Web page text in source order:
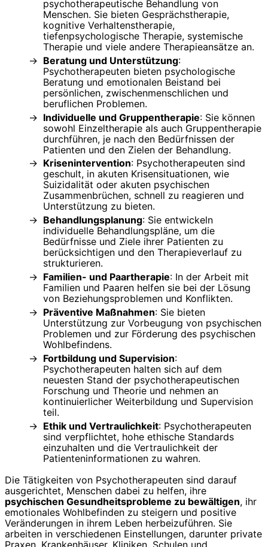
psychotherapeutische Behandlung von
Menschen. Sie bieten Gesprächstherapie,
kognitive Verhaltenstherapie,
tiefenpsychologische Therapie, systemische
Therapie und viele andere Therapieansätze an.
Beratung und Unterstützung:
Psychotherapeuten bieten psychologische
Beratung und emotionalen Beistand bei
persönlichen, zwischenmenschlichen und
beruflichen Problemen.
Individuelle und Gruppentherapie: Sie können
sowohl Einzeltherapie als auch Gruppentherapie
durchführen, je nach den Bedürfnissen der
Patienten und den Zielen der Behandlung.
Krisenintervention: Psychotherapeuten sind
geschult, in akuten Krisensituationen, wie
Suizidalität oder akuten psychischen
Zusammenbrüchen, schnell zu reagieren und
Unterstützung zu bieten.
Behandlungsplanung: Sie entwickeln
individuelle Behandlungspläne, um die
Bedürfnisse und Ziele ihrer Patienten zu
berücksichtigen und den Therapieverlauf zu
strukturieren.
Familien- und Paartherapie: In der Arbeit mit
Familien und Paaren helfen sie bei der Lösung
von Beziehungsproblemen und Konflikten.
Präventive Maßnahmen: Sie bieten
Unterstützung zur Vorbeugung von psychischen
Problemen und zur Förderung des psychischen
Wohlbefindens.
Fortbildung und Supervision:
Psychotherapeuten halten sich auf dem
neuesten Stand der psychotherapeutischen
Forschung und Theorie und nehmen an
kontinuierlicher Weiterbildung und Supervision
teil.
Ethik und Vertraulichkeit: Psychotherapeuten
sind verpflichtet, hohe ethische Standards
einzuhalten und die Vertraulichkeit der
Patienteninformationen zu wahren.
Die Tätigkeiten von Psychotherapeuten sind darauf
ausgerichtet, Menschen dabei zu helfen, ihre
psychischen Gesundheitsprobleme zu bewältigen, ihr
emotionales Wohlbefinden zu steigern und positive
Veränderungen in ihrem Leben herbeizuführen. Sie
arbeiten in verschiedenen Einstellungen, darunter private